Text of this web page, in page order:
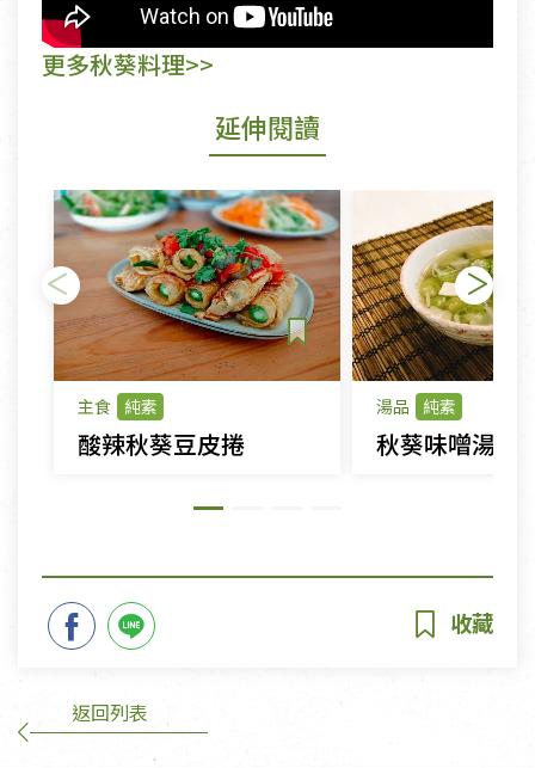
更多秋葵料理>>
延伸閱讀
主食 純素
酸辣秋葵豆皮捲
湯品 純素
秋葵味噌湯
返回列表